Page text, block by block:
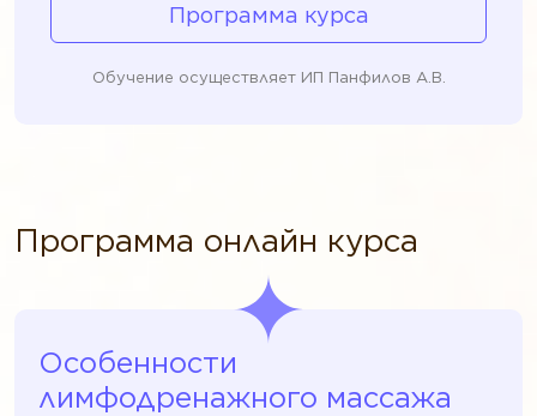
Программа курса
Обучение осуществляет ИП Панфилов А.В.
Программа онлайн курса
Особенности
лимфодренажного массажа